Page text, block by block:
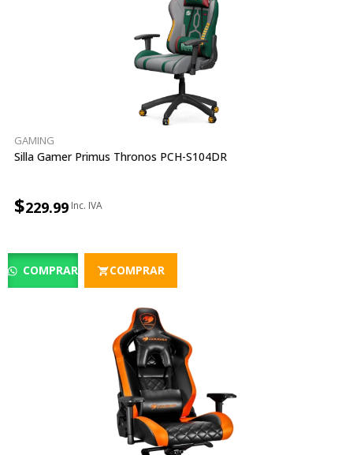
GAMING
Silla Gamer Primus Thronos PCH-S104DR
$229.99
COMPRAR COMPRAR